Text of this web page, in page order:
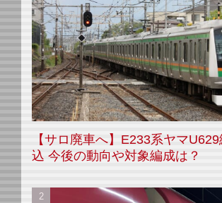
【サロ廃車へ】E233系ヤマ
込 今後の動向や対象編成は？